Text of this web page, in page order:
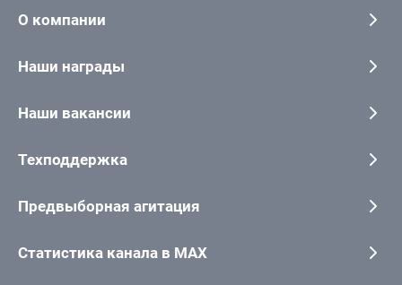
О компании
Наши награды
Наши вакансии
Техподдержка
Предвыборная агитация
Статистика канала в MAX